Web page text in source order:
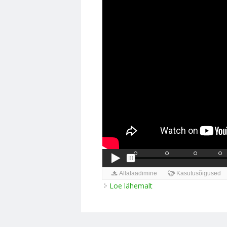
Loe lähemaltLiivi sõda. Töö videoga